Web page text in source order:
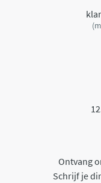
Ontvang
Schrijf je